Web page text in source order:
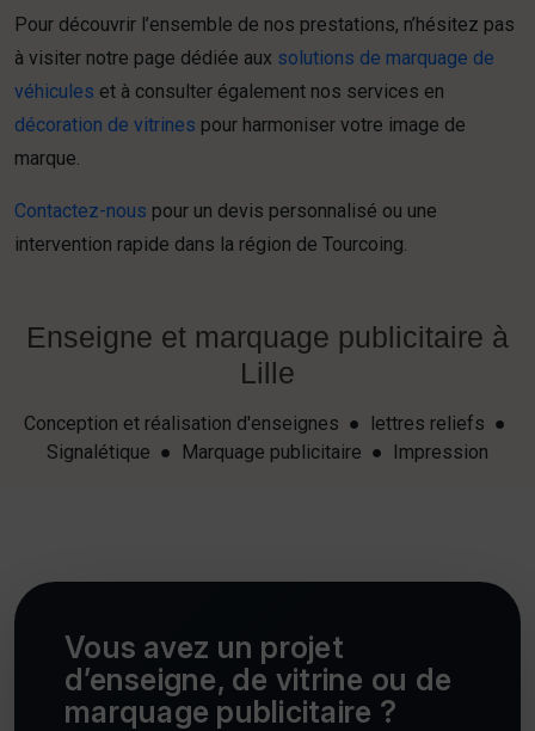
Pour découvrir l’ensemble de nos prestations, n’hésitez pas
à visiter notre page dédiée aux solutions de marquage de
véhicules et à consulter également nos services en
décoration de vitrines pour harmoniser votre image de
marque.
Contactez-nous pour un devis personnalisé ou une
intervention rapide dans la région de Tourcoing.
Enseigne et marquage publicitaire à
Lille
Conception et réalisation d'enseignes ● lettres reliefs ●
Signalétique ● Marquage publicitaire ● Impression
Vous avez un projet
d’enseigne, de vitrine ou de
marquage publicitaire ?